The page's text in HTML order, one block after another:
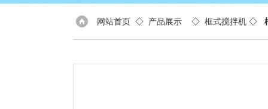
网站首页 ◇ 产品展示 ◇ 框式搅拌机 ◇